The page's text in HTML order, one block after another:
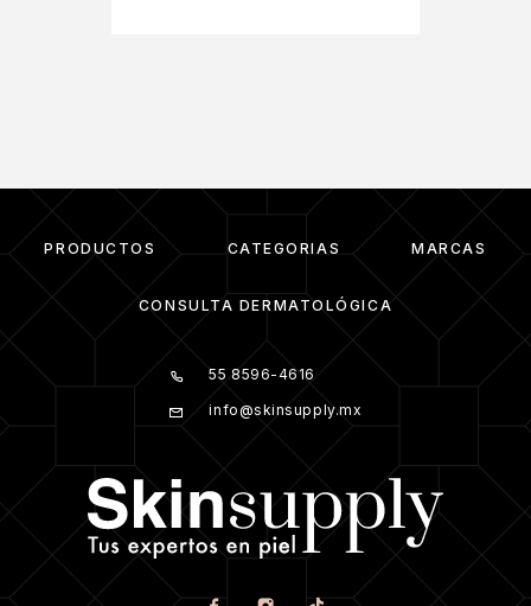
PRODUCTOS CATEGORIAS MARCAS
CONSULTA DERMATOLÓGICA
55 8596-4616
info@skinsupply.mx